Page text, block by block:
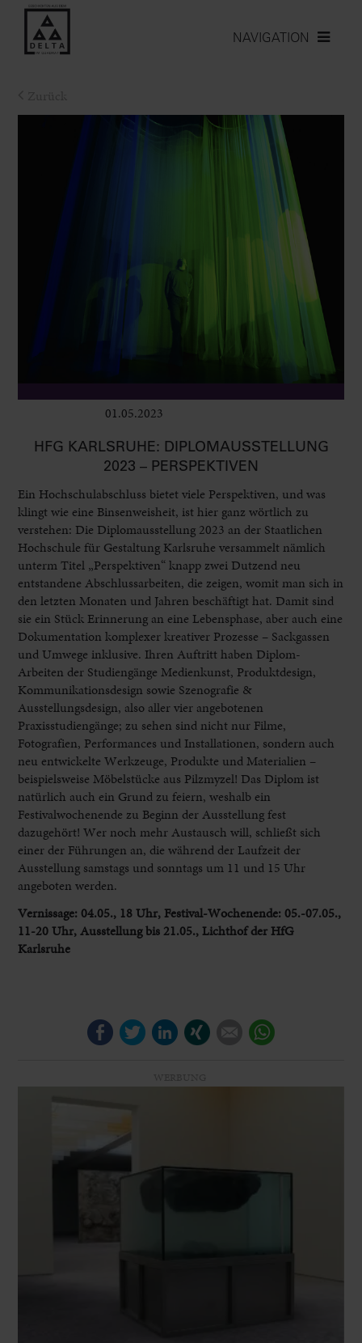
NAVIGATION
01.05.2023
HFG KARLSRUHE: DIPLOMAUSSTELLUNG
2023 – PERSPEKTIVEN
Ein Hochschulabschluss bietet viele Perspektiven, und was
klingt wie eine Binsenweisheit, ist hier ganz wörtlich zu
verstehen: Die Diplomausstellung 2023 an der Staatlichen
Hochschule für Gestaltung Karlsruhe versammelt nämlich
unterm Titel „Perspektiven“ knapp zwei Dutzend neu
entstandene Abschlussarbeiten, die zeigen, womit man sich in
den letzten Monaten und Jahren beschäftigt hat. Damit sind
sie ein Stück Erinnerung an eine Lebensphase, aber auch eine
Dokumentation komplexer kreativer Prozesse – Sackgassen
und Umwege inklusive. Ihren Auftritt haben Diplom-
Arbeiten der Studiengänge Medienkunst, Produktdesign,
Kommunikationsdesign sowie Szenografie &
Ausstellungsdesign, also aller vier angebotenen
Praxisstudiengänge; zu sehen sind nicht nur Filme,
Fotografien, Performances und Installationen, sondern auch
neu entwickelte Werkzeuge, Produkte und Materialien –
beispielsweise Möbelstücke aus Pilzmyzel! Das Diplom ist
natürlich auch ein Grund zu feiern, weshalb ein
Festivalwochenende zu Beginn der Ausstellung fest
dazugehört! Wer noch mehr Austausch will, schließt sich
einer der Führungen an, die während der Laufzeit der
Ausstellung samstags und sonntags um 11 und 15 Uhr
angeboten werden.
Vernissage: 04.05., 18 Uhr, Festival-Wochenende: 05.-07.05.,
11-20 Uhr, Ausstellung bis 21.05., Lichthof der HfG
Karlsruhe
FacebookTwitterLinkedIn E-mail